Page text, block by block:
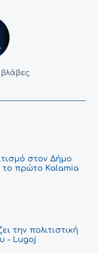
στον Δήμο
το πρώτο Kalamia
την πολιτιστική
- Lugoj